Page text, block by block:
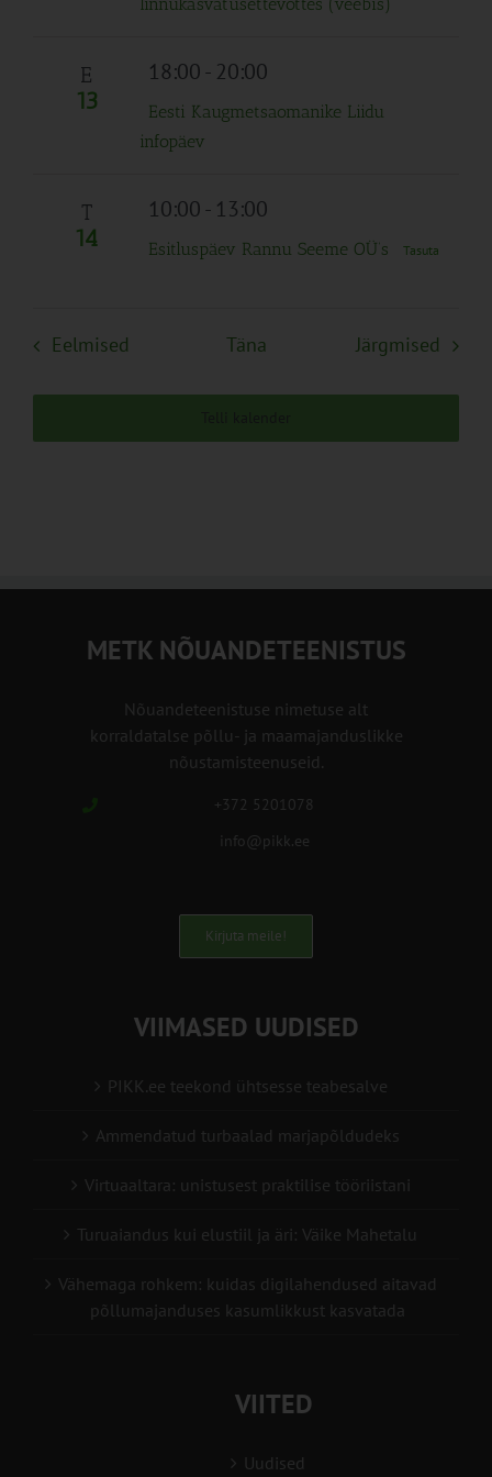
linnukasvatusettevõttes (veebis)
E
13
18:00- 20:00
Eesti Kaugmetsaomanike Liidu
infopäev
T
14
10:00- 13:00
Esitluspäev Rannu Seeme OÜ’s Tasuta
Eelmised SündmusedTäna Järgmised
METK NÕUANDETEENISTUS
Nõuandeteenistuse nimetuse alt
korraldatalse põllu- ja maamajanduslikke
nõustamisteenuseid.
+372 5201078
info@pikk.ee
Kirjuta meile!
VIIMASED UUDISED
PIKK.ee teekond ühtsesse teabesalve
Ammendatud turbaalad marjapõldudeks
Virtuaaltara: unistusest praktilise tööriistani
Turuaiandus kui elustiil ja äri: Väike Mahetalu
Vähemaga rohkem: kuidas digilahendused aitavad
põllumajanduses kasumlikkust kasvatada
VIITED
Uudised